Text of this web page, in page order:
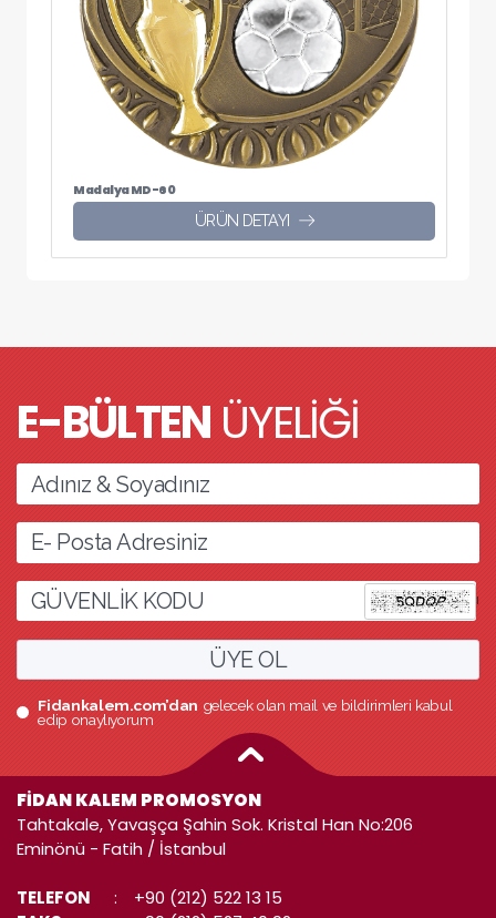
Madalya MD-60
ÜRÜN DETAYI
E-BÜLTENÜYELİĞİ
l
ÜYE OL
Fidankalem.com’dangelecek olan mail ve bildirimleri kabul
edip onaylıyorum
FİDAN KALEM PROMOSYON
Tahtakale, Yavaşça Şahin Sok. Kristal Han No:206
Eminönü - Fatih / İstanbul
TELEFON :
+90 (212) 522 13 15